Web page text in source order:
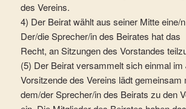
des Vereins.
4) Der Beirat wählt aus seiner Mitte eine/
Der/die Sprecher/in des Beirates hat das
Recht, an Sitzungen des Vorstandes
(5) Der Beirat versammelt sich einmal im
Vorsitzende des Vereins lädt gemeinsam
dem/der Sprecher/in des Beirats zu den